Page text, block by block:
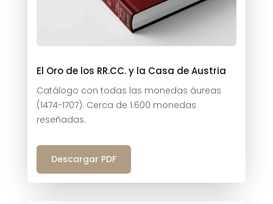
El Oro de los RR.CC. y la Casa de Austria
Catálogo con todas las monedas áureas
(1474-1707). Cerca de 1.600 monedas
reseñadas.
Descargar PDF